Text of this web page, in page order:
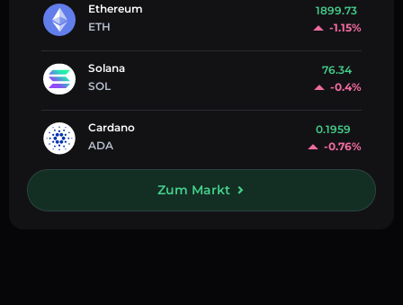
Ethereum
ETH
1899.73
-1.15%
Solana
SOL
76.34
-0.4%
Cardano
ADA
0.1959
-0.76%
Zum Markt